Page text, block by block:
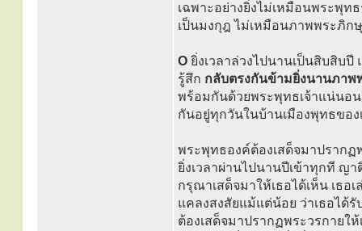
เฉพาะอย่างยิ่งไม่เหมือนพระพุท
เป็นมงกุฎ ไม่เหมือนภาพพระภิก
O ยิ่งเวลาล่วงไปนานเป็นสิบสิบ
รู้สึก กลับตรงกันข้ามยิ่งนานภาพ
พร้อมกันด้วยพระพุทธเจ้าแน่นอ
กันอยู่ทุกวันในบ้านเมืองพุทธของ
พระพุทธองค์ต้องเสด็จมาปรากฏ
ยิ่งเวลาผ่านไปนานปีเข้าทุกที ญา
กรุณาเสด็จมาให้เธอได้เห็น เธอ
แคลงสงสัยแม้แต่น้อย ว่าเธอได้
ต้องเสด็จมาปรากฏพระวรกายใ